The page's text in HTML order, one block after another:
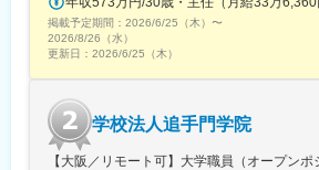
掲載予定期間： 2026/6/25（木） 〜
2026/8/26（水）
更新日： 2026/6/25（木）
学校法人追手門学院
【大阪／リモート可】大学職員（オープン